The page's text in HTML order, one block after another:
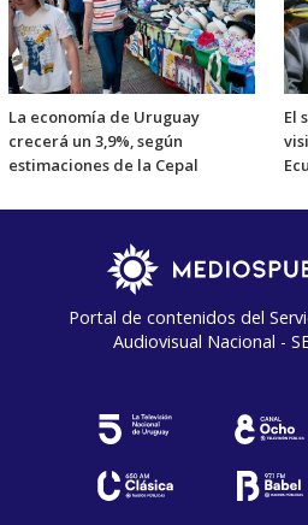
La economía de Uruguay
crecerá un 3,9%, según
estimaciones de la Cepal
El
Portal de contenidos del
Audiovisual Nacional -